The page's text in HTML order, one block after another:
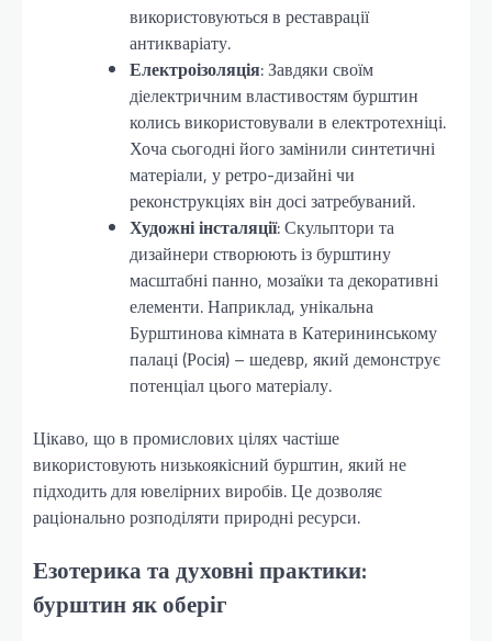
використовуються в реставрації
антикваріату.
Електроізоляція: Завдяки своїм
діелектричним властивостям бурштин
колись використовували в електротехніці.
Хоча сьогодні його замінили синтетичні
матеріали, у ретро-дизайні чи
реконструкціях він досі затребуваний.
Художні інсталяції: Скульптори та
дизайнери створюють із бурштину
масштабні панно, мозаїки та декоративні
елементи. Наприклад, унікальна
Бурштинова кімната в Катерининському
палаці (Росія) – шедевр, який демонструє
потенціал цього матеріалу.
Цікаво, що в промислових цілях частіше
використовують низькоякісний бурштин, який не
підходить для ювелірних виробів. Це дозволяє
раціонально розподіляти природні ресурси.
Езотерика та духовні практики:
бурштин як оберіг